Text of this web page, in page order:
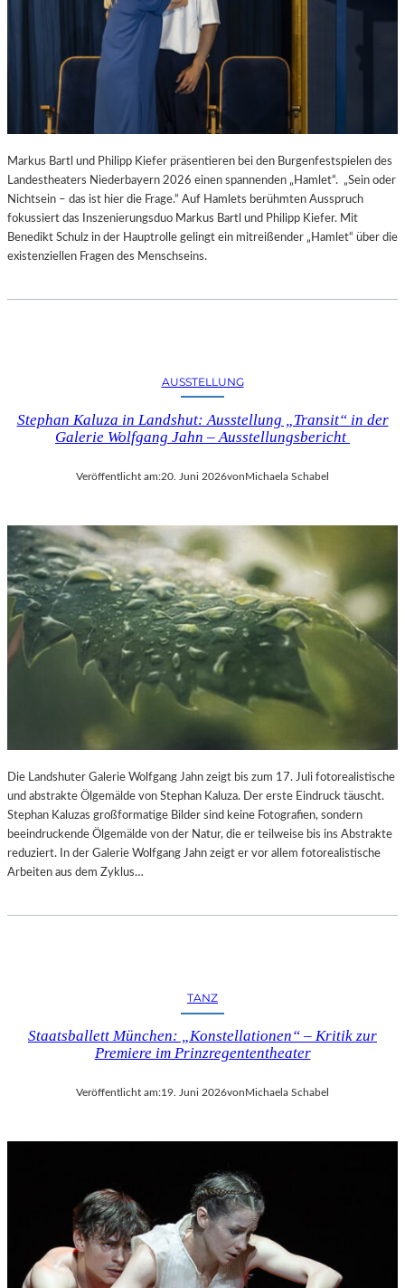
Markus Bartl und Philipp Kiefer präsentieren bei den Burgenfestspielen des
Landestheaters Niederbayern 2026 einen spannenden „Hamlet“. „Sein oder
Nichtsein – das ist hier die Frage.“ Auf Hamlets berühmten Ausspruch
fokussiert das Inszenierungsduo Markus Bartl und Philipp Kiefer. Mit
Benedikt Schulz in der Hauptrolle gelingt ein mitreißender „Hamlet“ über die
existenziellen Fragen des Menschseins.
AUSSTELLUNG
Stephan Kaluza in Landshut: Ausstellung „Transit“ in der
Galerie Wolfgang Jahn – Ausstellungsbericht
Veröffentlicht am:20. Juni 2026vonMichaela Schabel
Die Landshuter Galerie Wolfgang Jahn zeigt bis zum 17. Juli fotorealistische
und abstrakte Ölgemälde von Stephan Kaluza. Der erste Eindruck täuscht.
Stephan Kaluzas großformatige Bilder sind keine Fotografien, sondern
beeindruckende Ölgemälde von der Natur, die er teilweise bis ins Abstrakte
reduziert. In der Galerie Wolfgang Jahn zeigt er vor allem fotorealistische
Arbeiten aus dem Zyklus…
TANZ
Staatsballett München: „Konstellationen“ – Kritik zur
Premiere im Prinzregententheater
Veröffentlicht am:19. Juni 2026vonMichaela Schabel